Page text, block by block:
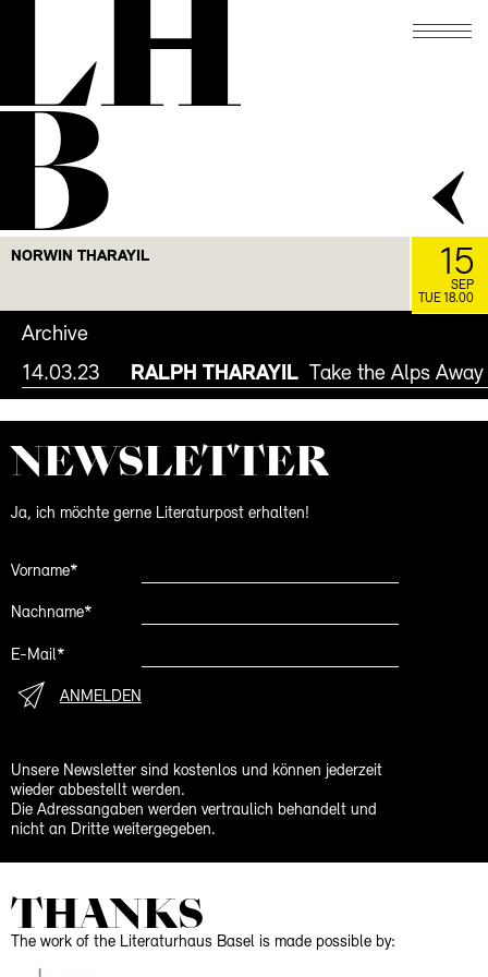
NORWIN THARAYIL
Archive
14.03.23
RALPH THARAYIL Take the Alps Away
NEWS­LETTER
Ja, ich möchte gerne Literaturpost erhalten!
Vorname*
Nachname*
E-Mail*
ANMELDEN
Unsere Newsletter sind kostenlos und können jederzeit
wieder abbestellt werden.
Die Adressangaben werden vertraulich behandelt und
nicht an Dritte weitergegeben.
THANKS
The work of the Literaturhaus Basel is made possible by:
15
SEP
TUE 18.00